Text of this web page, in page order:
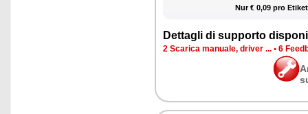
Nur € 0,09 pro
Dettagli di supporto
2 Scarica manuale, driver ... • 6